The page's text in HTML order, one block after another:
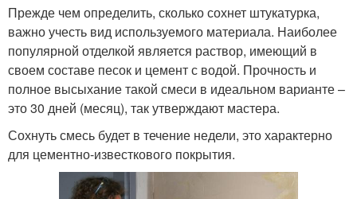
Прежде чем определить, сколько сохнет штукатурка,
важно учесть вид используемого материала. Наиболее
популярной отделкой является раствор, имеющий в
своем составе песок и цемент с водой. Прочность и
полное высыхание такой смеси в идеальном варианте –
это 30 дней (месяц), так утверждают мастера.
Сохнуть смесь будет в течение недели, это характерно
для цементно-известкового покрытия.